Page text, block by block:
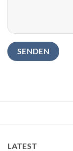
LATEST